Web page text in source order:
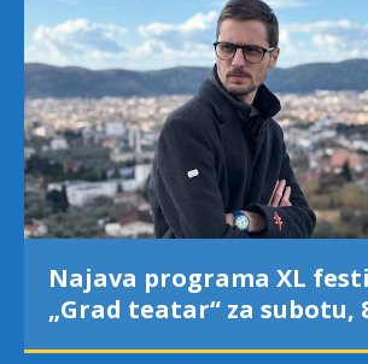
Najava programa XL
„Grad teatar“ za subotu,